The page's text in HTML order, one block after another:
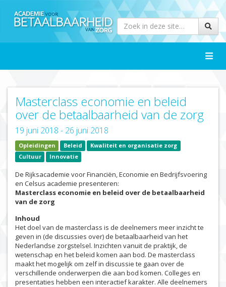
Toggle
Masterclass economie en beleid
over de betaalbaarheid van de zorg
19 juni 2018 - 26 juni 2018
Opleidingen Beleid
Kwaliteit en organisatie zorg
Cultuur
Innovatie
De Rijksacademie voor Financiën, Economie en Bedrijfsvoering
en Celsus academie presenteren:
Masterclass economie en beleid over de betaalbaarheid
van de zorg
Inhoud
Het doel van de masterclass is de deelnemers meer inzicht te
geven in (de discussies over) de betaalbaarheid van het
Nederlandse zorgstelsel. Inzichten vanuit de praktijk, de
wetenschap en het beleid komen aan bod. De masterclass
maakt het mogelijk om zelf in discussie te gaan over de
verschillende onderwerpen die aan bod komen. Colleges en
presentaties hebben een interactief karakter. Alle deelnemers